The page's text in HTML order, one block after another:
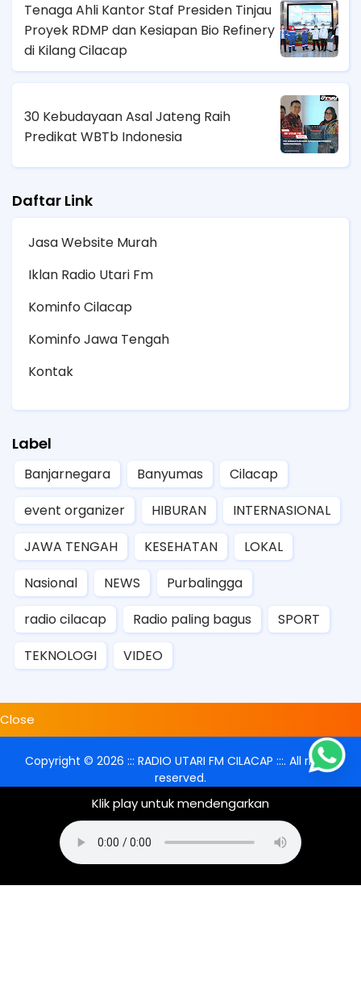
Tenaga Ahli Kantor Staf Presiden Tinjau
Proyek RDMP dan Kesiapan Bio Refinery
di Kilang Cilacap
30 Kebudayaan Asal Jateng Raih
Predikat WBTb Indonesia
Daftar Link
Jasa Website Murah
Iklan Radio Utari Fm
Kominfo Cilacap
Kominfo Jawa Tengah
Kontak
Label
Banjarnegara Banyumas
Cilacap
event organizer
HIBURAN
INTERNASIONAL
JAWA TENGAH
KESEHATAN
LOKAL
Nasional
NEWS
Purbalingga
radio cilacap
Radio paling bagus
SPORT
TEKNOLOGI
VIDEO
Klik play untuk mendengarkan
Close
Copyright © 2026 ::: RADIO UTARI FM CILACAP :::. All rights
reserved.